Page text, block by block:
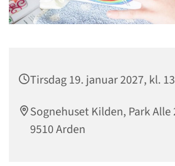
Tirsdag 19. januar 2027, kl.
Sognehuset Kilden, Park Alle
9510 Arden